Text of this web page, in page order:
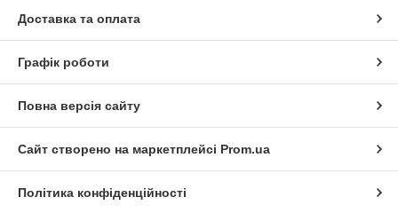
Доставка та оплата
Графік роботи
Повна версія сайту
Сайт створено на маркетплейсі Prom.ua
Політика конфіденційності